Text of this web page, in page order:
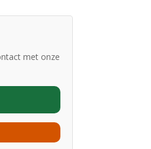
met onze